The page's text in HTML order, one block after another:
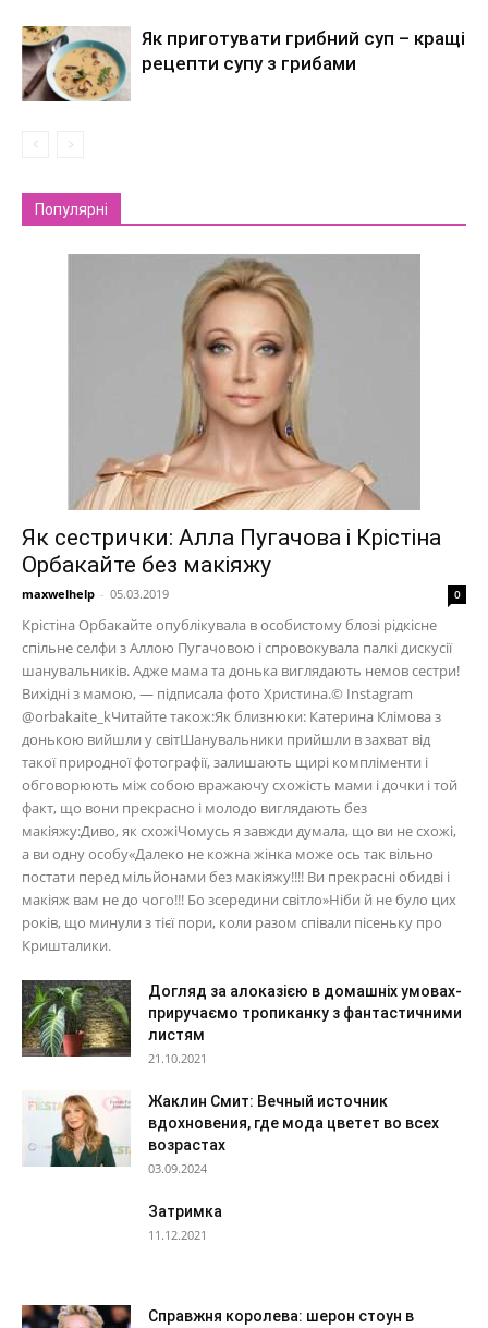
Як приготувати грибний суп – кращі
рецепти супу з грибами
Популярні
Як сестрички: Алла Пугачова і Крістіна
Орбакайте без макіяжу
maxwelhelp - 05.03.2019 0
Крістіна Орбакайте опублікувала в особистому блозі рідкісне
спільне селфи з Аллою Пугачовою і спровокувала палкі дискусії
шанувальників. Адже мама та донька виглядають немов сестри!
Вихідні з мамою, — підписала фото Христина.© Instagram
@orbakaite_kЧитайте також:Як близнюки: Катерина Клімова з
донькою вийшли у світШанувальники прийшли в захват від
такої природної фотографії, залишають щирі компліменти і
обговорюють між собою вражаючу схожість мами і дочки і той
факт, що вони прекрасно і молодо виглядають без
макіяжу:Диво, як схожіЧомусь я завжди думала, що ви не схожі,
а ви одну особу«Далеко не кожна жінка може ось так вільно
постати перед мільйонами без макіяжу!!!! Ви прекрасні обидві і
макіяж вам не до чого!!! Бо зсередини світло»Ніби й не було цих
років, що минули з тієї пори, коли разом співали пісеньку про
Кришталики.
Догляд за алоказією в домашніх умовах-
приручаємо тропиканку з фантастичними
листям
21.10.2021
Жаклин Смит: Вечный источник
вдохновения, где мода цветет во всех
возрастах
03.09.2024
Затримка
11.12.2021
Справжня королева: шерон стоун в